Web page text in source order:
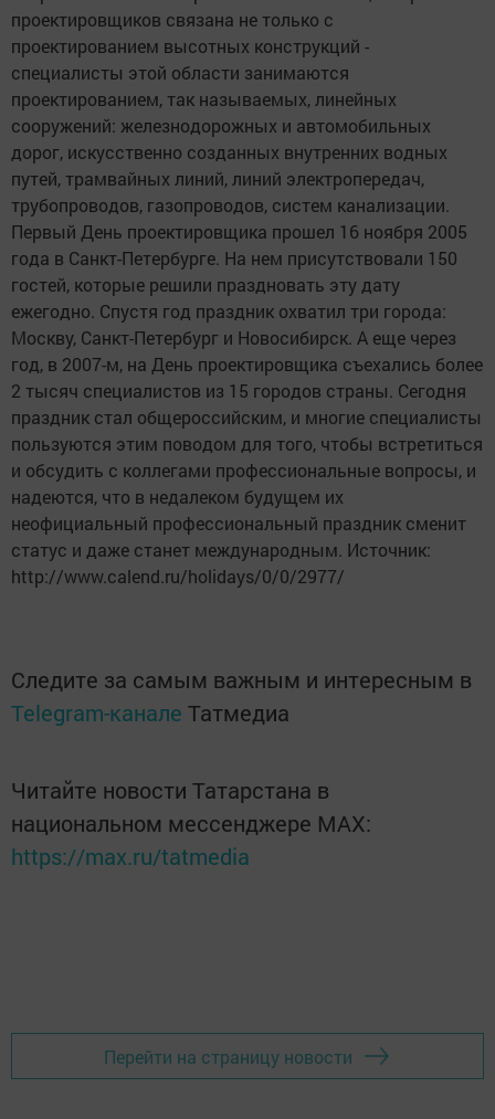
проектировщиков связана не только с
проектированием высотных конструкций -
специалисты этой области занимаются
проектированием, так называемых, линейных
сооружений: железнодорожных и автомобильных
дорог, искусственно созданных внутренних водных
путей, трамвайных линий, линий электропередач,
трубопроводов, газопроводов, систем канализации.
Первый День проектировщика прошел 16 ноября 2005
года в Санкт-Петербурге. На нем присутствовали 150
гостей, которые решили праздновать эту дату
ежегодно. Спустя год праздник охватил три города:
Москву, Санкт-Петербург и Новосибирск. А еще через
год, в 2007-м, на День проектировщика съехались более
2 тысяч специалистов из 15 городов страны. Сегодня
праздник стал общероссийским, и многие специалисты
пользуются этим поводом для того, чтобы встретиться
и обсудить с коллегами профессиональные вопросы, и
надеются, что в недалеком будущем их
неофициальный профессиональный праздник сменит
статус и даже станет международным. Источник:
http://www.calend.ru/holidays/0/0/2977/
Следите за самым важным и интересным в
Telegram-канале Татмедиа
Читайте новости Татарстана в
национальном мессенджере MАХ:
https://max.ru/tatmedia
Перейти на страницу новости